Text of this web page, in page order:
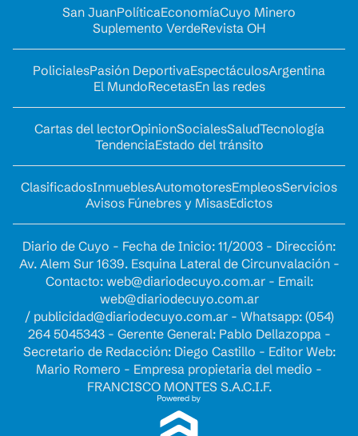
San JuanPolíticaEconomíaCuyo Minero
Suplemento VerdeRevista OH
PolicialesPasión DeportivaEspectáculosArgentina
El MundoRecetasEn las redes
Cartas del lectorOpinionSocialesSaludTecnología
TendenciaEstado del tránsito
ClasificadosInmueblesAutomotoresEmpleosServicios
Avisos Fúnebres y MisasEdictos
Diario de Cuyo - Fecha de Inicio: 11/2003 - Dirección:
Av. Alem Sur 1639. Esquina Lateral de Circunvalación -
Contacto: web@diariodecuyo.com.ar- Email:
web@diariodecuyo.com.ar
/ publicidad@diariodecuyo.com.ar- Whatsapp: (054)
264 5045343 - Gerente General: Pablo Dellazoppa -
Secretario de Redacción: Diego Castillo - Editor Web:
Mario Romero - Empresa propietaria del medio -
FRANCISCO MONTES S.A.C.I.F.